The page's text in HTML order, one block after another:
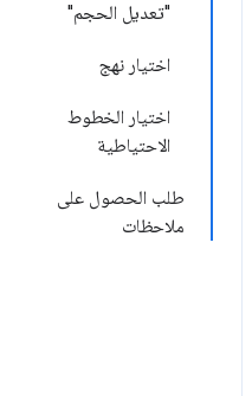
"تعديل الحجم"
اختيار نهج
اختيار الخطوط
الاحتياطية
طلب الحصول على
ملاحظات